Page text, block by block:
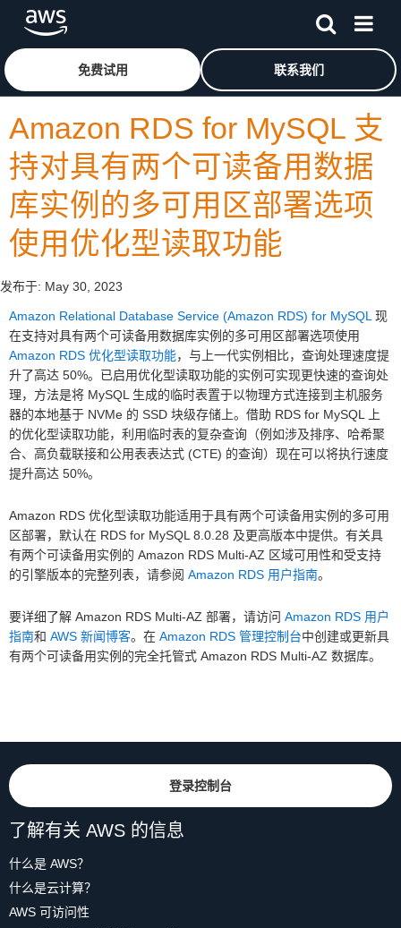
跳至主要内容
免费试用 联系我们
Amazon RDS for MySQL 支
持对具有两个可读备用数据
库实例的多可用区部署选项
使用优化型读取功能
发布于: May 30, 2023
Amazon Relational Database Service (Amazon RDS) for MySQL 现
在支持对具有两个可读备用数据库实例的多可用区部署选项使用
Amazon RDS 优化型读取功能，与上一代实例相比，查询处理速度提
升了高达 50%。已启用优化型读取功能的实例可实现更快速的查询处
理，方法是将 MySQL 生成的临时表置于以物理方式连接到主机服务
器的本地基于 NVMe 的 SSD 块级存储上。借助 RDS for MySQL 上
的优化型读取功能，利用临时表的复杂查询（例如涉及排序、哈希聚
合、高负载联接和公用表表达式 (CTE) 的查询）现在可以将执行速度
提升高达 50%。
Amazon RDS 优化型读取功能适用于具有两个可读备用实例的多可用
区部署，默认在 RDS for MySQL 8.0.28 及更高版本中提供。有关具
有两个可读备用实例的 Amazon RDS Multi-AZ 区域可用性和受支持
的引擎版本的完整列表，请参阅 Amazon RDS 用户指南。
要详细了解 Amazon RDS Multi-AZ 部署，请访问 Amazon RDS 用户
指南和 AWS 新闻博客。在 Amazon RDS 管理控制台中创建或更新具
有两个可读备用实例的完全托管式 Amazon RDS Multi-AZ 数据库。
登录控制台
了解有关 AWS 的信息
什么是 AWS？
什么是云计算？
AWS 可访问性